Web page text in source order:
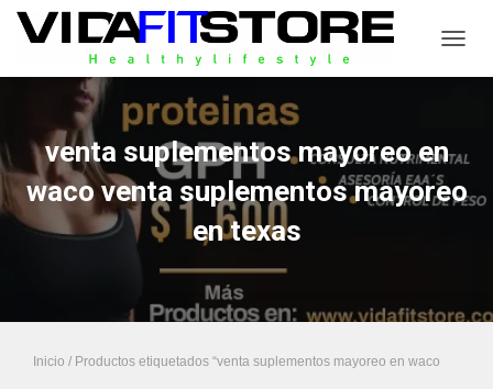
venta suplementos mayoreo en
waco venta suplementos mayoreo
en texas
Inicio / Productos etiquetados “venta suplementos mayoreo en waco